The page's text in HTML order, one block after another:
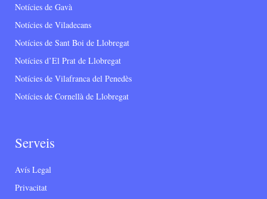
Notícies de Gavà
Notícies de Viladecans
Notícies de Sant Boi de Llobregat
Notícies d’El Prat de Llobregat
Notícies de Vilafranca del Penedès
Notícies de Cornellà de Llobregat
Serveis
Avís Legal
Privacitat